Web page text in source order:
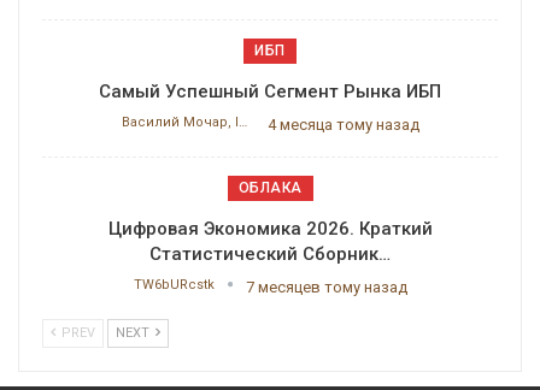
ИБП
Самый Успешный Сегмент Рынка ИБП
Василий Мочар, ITResearch 4 месяца тому назад
ОБЛАКА
Цифровая Экономика 2026. Краткий
Статистический Сборник…
TW6bURcstk 7 месяцев тому назад
PREV NEXT